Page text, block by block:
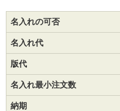
名入れの可否
名入れ代
版代
名入れ最小注文数
納期